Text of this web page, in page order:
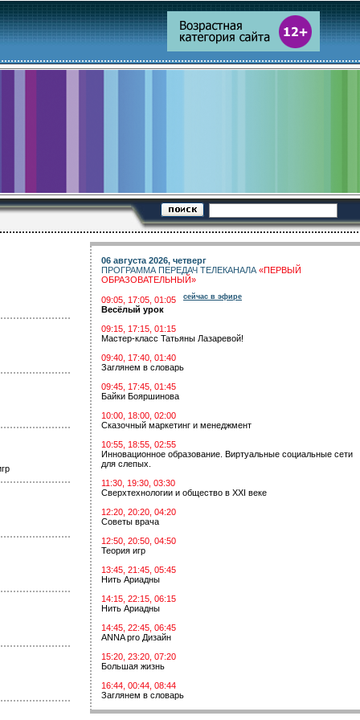
06 августа 2026, четверг
ПРОГРАММА ПЕРЕДАЧ ТЕЛЕКАНАЛА «ПЕРВЫЙ
ОБРАЗОВАТЕЛЬНЫЙ»
09:05, 17:05, 01:05 сейчас в эфире
Весёлый урок
09:15, 17:15, 01:15
Мастер-класс Татьяны Лазаревой!
09:40, 17:40, 01:40
Заглянем в словарь
09:45, 17:45, 01:45
Байки Бояршинова
10:00, 18:00, 02:00
Сказочный маркетинг и менеджмент
10:55, 18:55, 02:55
Инновационное образование. Виртуальные социальные сети
для слепых.
11:30, 19:30, 03:30
Сверхтехнологии и общество в XXI веке
12:20, 20:20, 04:20
Советы врача
12:50, 20:50, 04:50
Теория игр
13:45, 21:45, 05:45
Нить Ариадны
14:15, 22:15, 06:15
Нить Ариадны
14:45, 22:45, 06:45
ANNA pro Дизайн
15:20, 23:20, 07:20
Большая жизнь
16:44, 00:44, 08:44
Заглянем в словарь